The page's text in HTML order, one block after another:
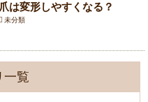
爪は変形しやすくなる？
未分類
一覧